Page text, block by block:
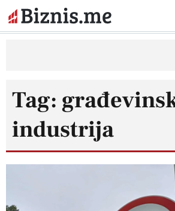
Tag:
industrija